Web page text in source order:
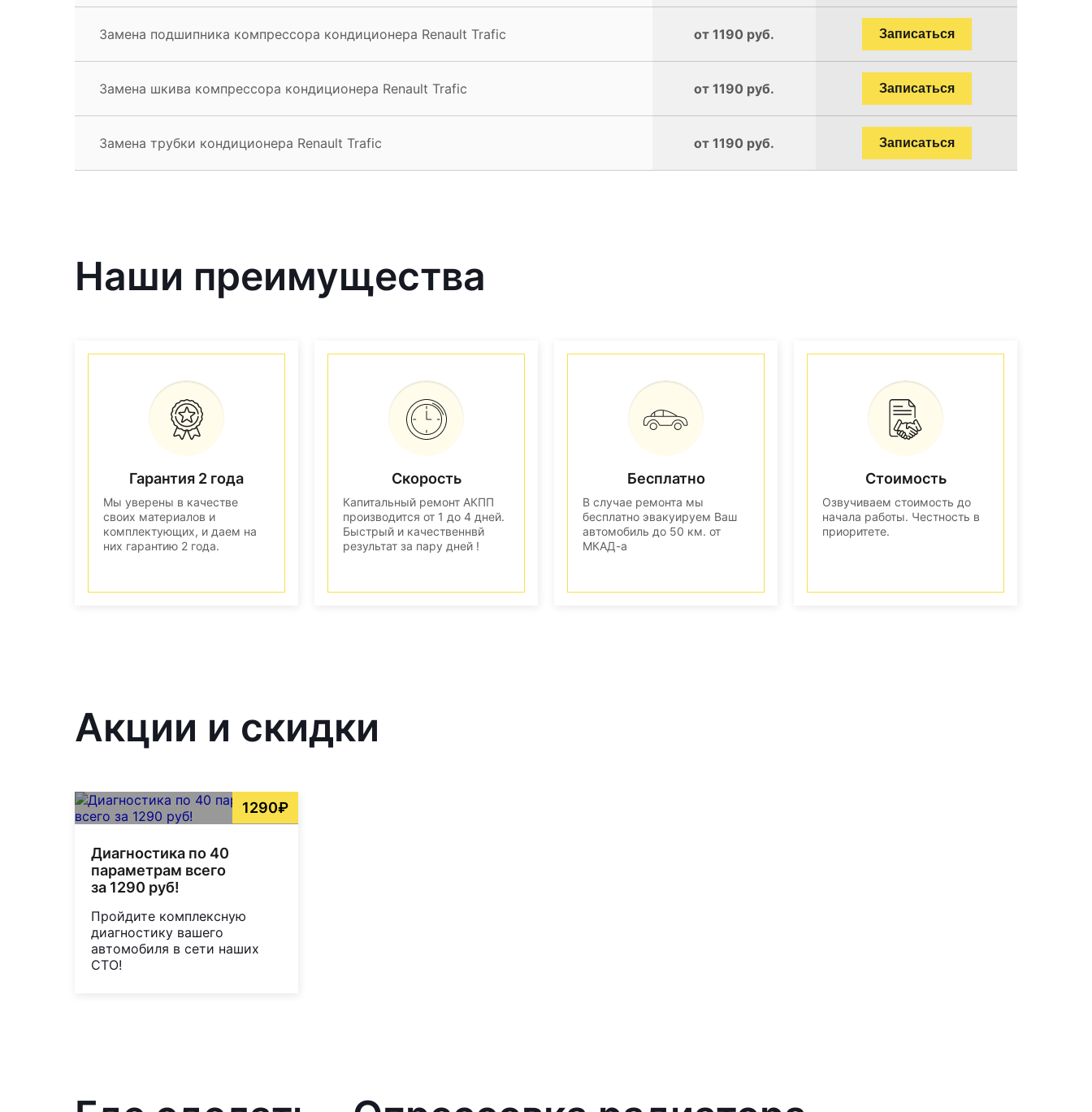
Замена подшипника компрессора кондиционера Renault Trafic от 1190 руб. Записаться
Замена шкива компрессора кондиционера Renault Trafic от 1190 руб. Записаться
Замена трубки кондиционера Renault Trafic от 1190 руб. Записаться
Наши преимущества
Гарантия 2 года
Мы уверены в качестве
своих материалов и
комплектующих, и даем на
них гарантию 2 года.
Скорость
Капитальный ремонт АКПП
производится от 1 до 4 дней.
Быстрый и качественнвй
результат за пару дней !
Бесплатно
В случае ремонта мы
бесплатно эвакуируем Ваш
автомобиль до 50 км. от
МКАД-а
Стоимость
Озвучиваем стоимость до
начала работы. Честность в
приоритете.
Акции и скидки
1290₽
Диагностика по 40
параметрам всего
за 1290 руб!
Пройдите комплексную
диагностику вашего
автомобиля в сети наших
СТО!